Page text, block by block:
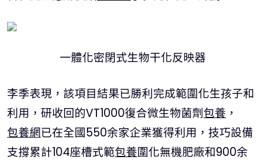
一體化密閉式生物干化反映器
李季表現，該項目結果已勝利完成範圍化生孩子和
利用，研收回的VT1000復合微生物菌劑包養 ，
包養網已在全國550余家企業獲得利用，技巧設備
支撐累計104座槽式範包養圍化無機肥廠和900余